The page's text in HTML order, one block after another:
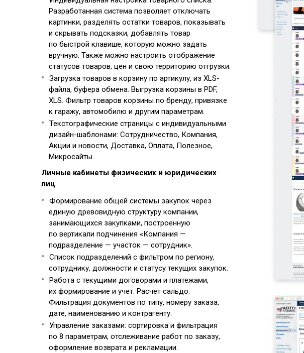
Разработанная система позволяет отключать
картинки, разделять остатки товаров, показывать
и скрывать подсказки, добавлять товар
по быстрой клавише, которую можно задать
вручную. Также можно настроить отображение
статусов товаров, цен и свою территорию отгрузки.
Загрузка товаров в корзину по артикулу, из XLS-
файла, буфера обмена. Выгрузка корзины в PDF,
XLS. Фильтр товаров корзины по бренду, привязке
к гаражу, автомобилю и другим параметрам.
Текстографические страницы с индивидуальными
дизайн-шаблонами: Сотрудничество, Компания,
Акции и новости, Доставка, Оплата, Полезное,
Микросайты.
Личные кабинеты физических и юридических
лиц
Формирование общей системы закупок через
единую древовидную структуру компании,
занимающихся закупками, построенную
по вертикали подчинения «Компания —
подразделение — участок — сотрудник».
Список подразделений с фильтром по региону,
сотруднику, должности и статусу текущих закупок.
Работа с текущими договорами и платежами,
их формирование и учет. Расчет сальдо.
Фильтрация документов по типу, номеру заказа,
дате, наименованию и контрагенту.
Управление заказами: сортировка и фильтрация
по 8 параметрам, отслеживание работ по заказу,
оформление возврата и рекламации.